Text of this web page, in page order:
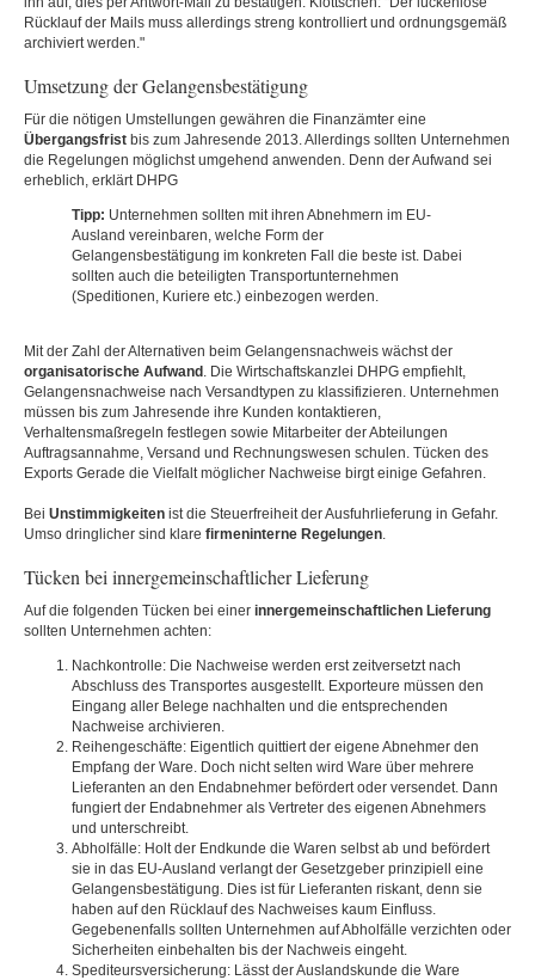
Rücklauf der Mails muss allerdings streng kontrolliert und ordnungsgemäß
archiviert werden."
Umsetzung der Gelangensbestätigung
Für die nötigen Umstellungen gewähren die Finanzämter eine
Übergangsfrist bis zum Jahresende 2013. Allerdings sollten Unternehmen
die Regelungen möglichst umgehend anwenden. Denn der Aufwand sei
erheblich, erklärt DHPG
Tipp: Unternehmen sollten mit ihren Abnehmern im EU-
Ausland vereinbaren, welche Form der
Gelangensbestätigung im konkreten Fall die beste ist. Dabei
sollten auch die beteiligten Transportunternehmen
(Speditionen, Kuriere etc.) einbezogen werden.
Mit der Zahl der Alternativen beim Gelangensnachweis wächst der
organisatorische Aufwand . Die Wirtschaftskanzlei DHPG empfiehlt,
Gelangensnachweise nach Versandtypen zu klassifizieren. Unternehmen
müssen bis zum Jahresende ihre Kunden kontaktieren,
Verhaltensmaßregeln festlegen sowie Mitarbeiter der Abteilungen
Auftragsannahme, Versand und Rechnungswesen schulen. Tücken des
Exports Gerade die Vielfalt möglicher Nachweise birgt einige Gefahren.
Bei Unstimmigkeiten ist die Steuerfreiheit der Ausfuhrlieferung in Gefahr.
Umso dringlicher sind klare firmeninterne Regelungen.
Tücken bei innergemeinschaftlicher Lieferung
Auf die folgenden Tücken bei einer innergemeinschaftlichen Lieferung
sollten Unternehmen achten:
Nachkontrolle: Die Nachweise werden erst zeitversetzt nach
Abschluss des Transportes ausgestellt. Exporteure müssen den
Eingang aller Belege nachhalten und die entsprechenden
Nachweise archivieren.
Reihengeschäfte: Eigentlich quittiert der eigene Abnehmer den
Empfang der Ware. Doch nicht selten wird Ware über mehrere
Lieferanten an den Endabnehmer befördert oder versendet. Dann
fungiert der Endabnehmer als Vertreter des eigenen Abnehmers
und unterschreibt.
Abholfälle: Holt der Endkunde die Waren selbst ab und befördert
sie in das EU-Ausland verlangt der Gesetzgeber prinzipiell eine
Gelangensbestätigung. Dies ist für Lieferanten riskant, denn sie
haben auf den Rücklauf des Nachweises kaum Einfluss.
Gegebenenfalls sollten Unternehmen auf Abholfälle verzichten oder
Sicherheiten einbehalten bis der Nachweis eingeht.
Spediteursversicherung: Lässt der Auslandskunde die Ware